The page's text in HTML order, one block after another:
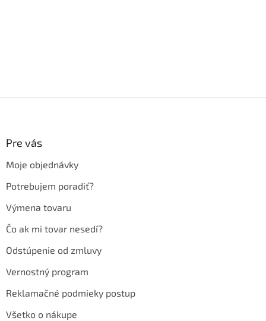
Pre vás
Moje objednávky
Potrebujem poradiť?
Výmena tovaru
Čo ak mi tovar nesedí?
Odstúpenie od zmluvy
Vernostný program
Reklamačné podmieky postup
Všetko o nákupe